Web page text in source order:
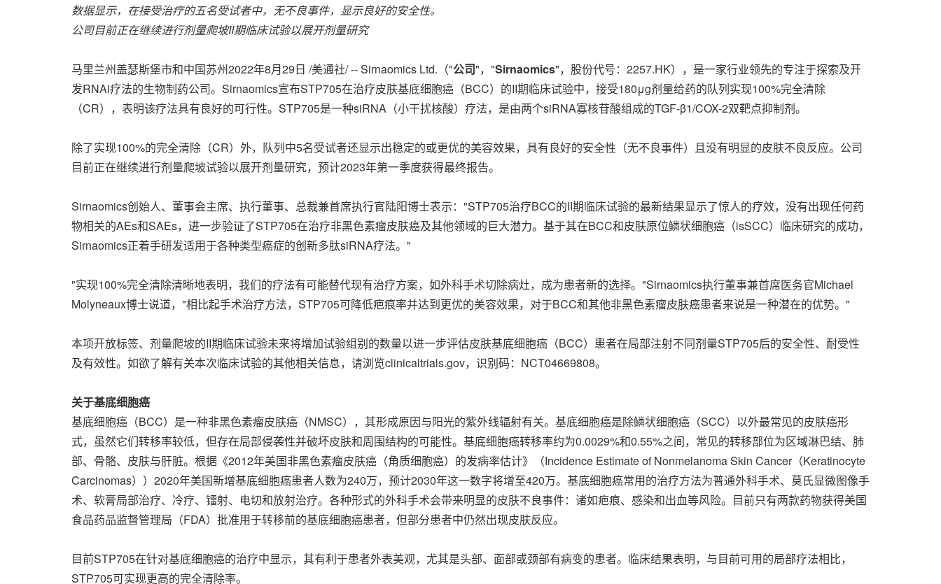
数据显示，在接受治疗的五名受试者中，无不良事件，显示良好的安全性。
公司目前正在继续进行剂量爬坡II期临床试验以展开剂量研究
马里兰州盖瑟斯堡市和中国苏州2022年8月29日 /美通社/ -- Sirnaomics Ltd.（"公司"，"Sirnaomics"，股份代号：2257.HK），是一家行业领先的专注于探索及开
发RNAi疗法的生物制药公司。Sirnaomics宣布STP705在治疗皮肤基底细胞癌（BCC）的II期临床试验中，接受180μg剂量给药的队列实现100%完全清除
（CR），表明该疗法具有良好的可行性。STP705是一种siRNA（小干扰核酸）疗法，是由两个siRNA寡核苷酸组成的TGF-β1/COX-2双靶点抑制剂。
除了实现100%的完全清除（CR）外，队列中5名受试者还显示出稳定的或更优的美容效果，具有良好的安全性（无不良事件）且没有明显的皮肤不良反应。公司
目前正在继续进行剂量爬坡试验以展开剂量研究，预计2023年第一季度获得最终报告。
Sirnaomics创始人、董事会主席、执行董事、总裁兼首席执行官陆阳博士表示："STP705治疗BCC的II期临床试验的最新结果显示了惊人的疗效，没有出现任何药
物相关的AEs和SAEs，进一步验证了STP705在治疗非黑色素瘤皮肤癌及其他领域的巨大潜力。基于其在BCC和皮肤原位鳞状细胞癌（isSCC）临床研究的成功，
Sirnaomics正着手研发适用于各种类型癌症的创新多肽siRNA疗法。"
"实现100%完全清除清晰地表明，我们的疗法有可能替代现有治疗方案，如外科手术切除病灶，成为患者新的选择。"Sirnaomics执行董事兼首席医务官Michael
Molyneaux博士说道，"相比起手术治疗方法，STP705可降低疤痕率并达到更优的美容效果，对于BCC和其他非黑色素瘤皮肤癌患者来说是一种潜在的优势。"
本项开放标签、剂量爬坡的II期临床试验未来将增加试验组别的数量以进一步评估皮肤基底细胞癌（BCC）患者在局部注射不同剂量STP705后的安全性、耐受性
及有效性。如欲了解有关本次临床试验的其他相关信息，请浏览clinicaltrials.gov，识别码：NCT04669808。
关于基底细胞癌
基底细胞癌（BCC）是一种非黑色素瘤皮肤癌（NMSC），其形成原因与阳光的紫外线辐射有关。基底细胞癌是除鳞状细胞癌（SCC）以外最常见的皮肤癌形
式，虽然它们转移率较低，但存在局部侵袭性并破坏皮肤和周围结构的可能性。基底细胞癌转移率约为0.0029%和0.55%之间，常见的转移部位为区域淋巴结、肺
部、骨骼、皮肤与肝脏。根据《2012年美国非黑色素瘤皮肤癌（角质细胞癌）的发病率估计》（Incidence Estimate of Nonmelanoma Skin Cancer（Keratinocyte
Carcinomas））2020年美国新增基底细胞癌患者人数为240万，预计2030年这一数字将增至420万。基底细胞癌常用的治疗方法为普通外科手术、莫氏显微图像手
术、软膏局部治疗、冷疗、镭射、电切和放射治疗。各种形式的外科手术会带来明显的皮肤不良事件：诸如疤痕、感染和出血等风险。目前只有两款药物获得美国
食品药品监督管理局（FDA）批准用于转移前的基底细胞癌患者，但部分患者中仍然出现皮肤反应。
目前STP705在针对基底细胞癌的治疗中显示，其有利于患者外表美观，尤其是头部、面部或颈部有病变的患者。临床结果表明，与目前可用的局部疗法相比，
STP705可实现更高的完全清除率。